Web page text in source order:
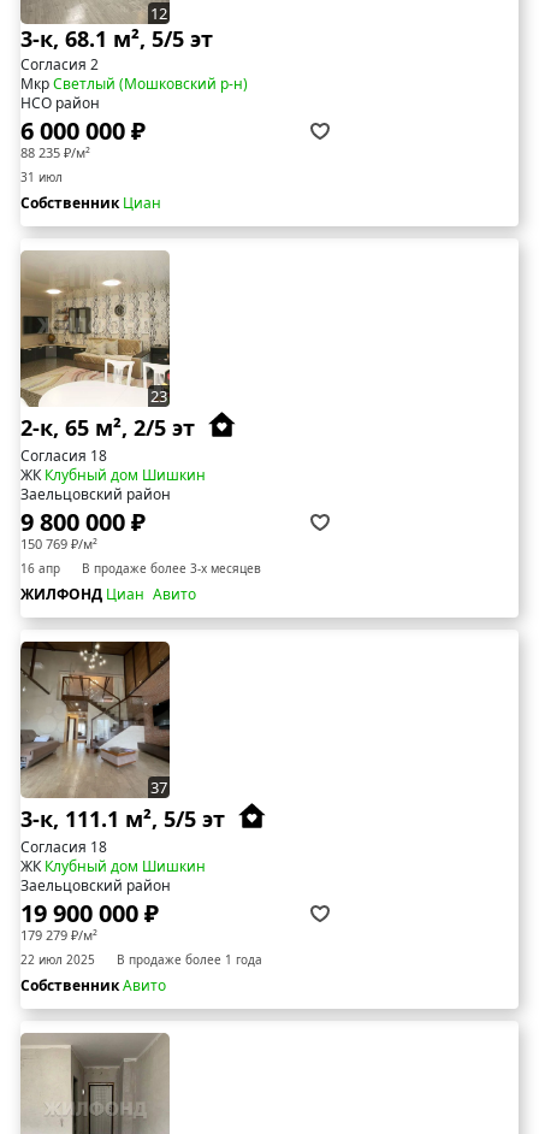
12
3-к, 68.1 м², 5/5 эт
Согласия 2
МкрСветлый (Мошковский р-н)
НСО район
6 000 000 ₽
88 235 ₽/м²
31 июл
СобственникЦиан
23
2-к, 65 м², 2/5 эт
Согласия 18
ЖККлубный дом Шишкин
Заельцовский район
9 800 000 ₽
150 769 ₽/м²
16 апр В продаже более 3-х месяцев
ЖИЛФОНД Циан Авито
37
3-к, 111.1 м², 5/5 эт
Согласия 18
ЖККлубный дом Шишкин
Заельцовский район
19 900 000 ₽
179 279 ₽/м²
22 июл 2025 В продаже более 1 года
СобственникАвито